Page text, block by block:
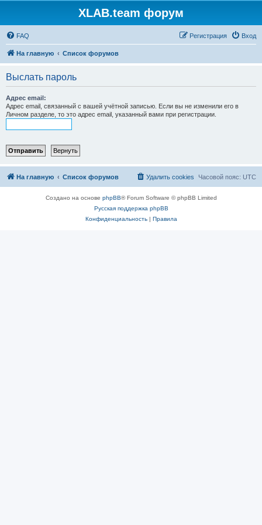
XLAB.team форум
FAQ Вход
Регистрация
На главную Список форумов
Выслать пароль
Адрес email:
Адрес email, связанный с вашей учётной записью. Если вы не изменили его в
Личном разделе, то это адрес email, указанный вами при регистрации.
На главную Список форумов Часовой пояс: UTC
Удалить cookies
Создано на основе phpBB® Forum Software © phpBB Limited
Русская поддержка phpBB
Конфиденциальность| Правила